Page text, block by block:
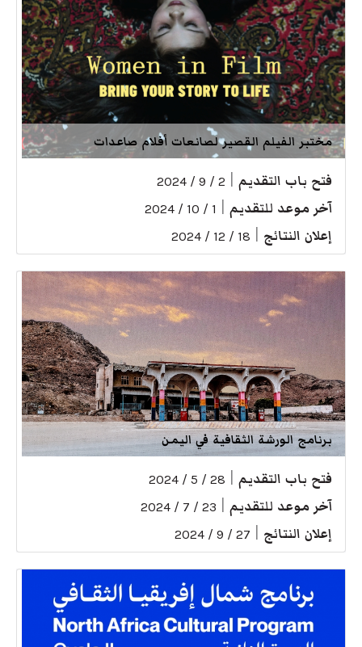
مختبر الفيلم القصير لصانعات أفلام صاعدات
فتح باب التقديم 2 / 9 / 2024
آخر موعد للتقديم 1 / 10 / 2024
إعلان النتائج 18 / 12 / 2024
برنامج الورشة الثقافية في اليمن
فتح باب التقديم 28 / 5 / 2024
آخر موعد للتقديم 23 / 7 / 2024
إعلان النتائج 27 / 9 / 2024